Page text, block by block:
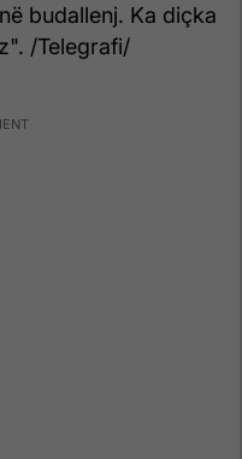
budallenj. Ka diçka
/Telegrafi/